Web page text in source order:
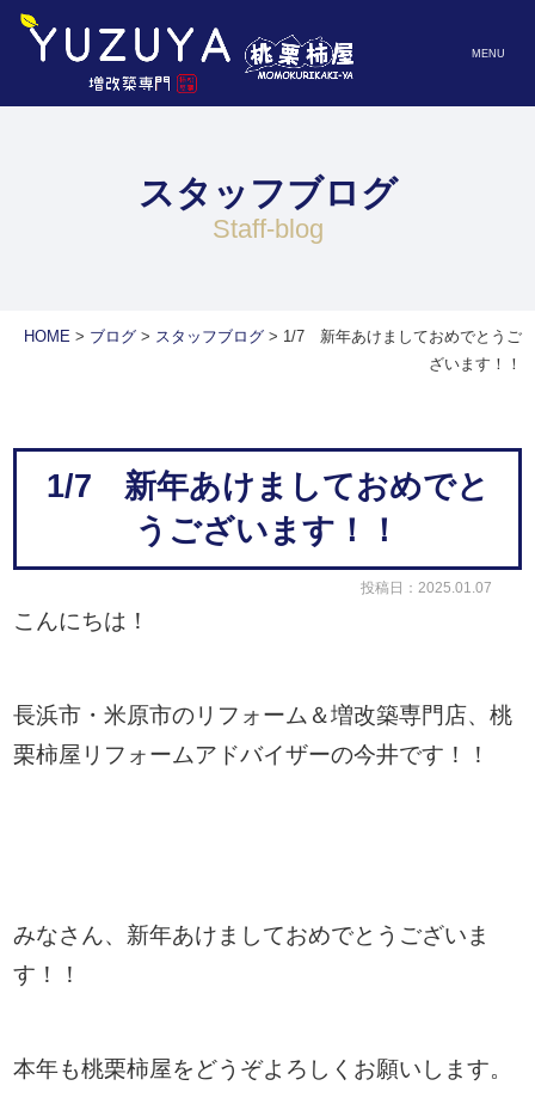
MENU
スタッフブログ
staff-blog
HOME> ブログ> スタッフブログ> 1/7 新年あけましておめでとうご
ざいます！！
1/7 新年あけましておめでと
うございます！！
投稿日：2025.01.07
こんにちは！
長浜市・米原市のリフォーム＆増改築専門店、桃
栗柿屋リフォームアドバイザーの今井です！！
みなさん、新年あけましておめでとうございま
す！！
本年も桃栗柿屋をどうぞよろしくお願いします。